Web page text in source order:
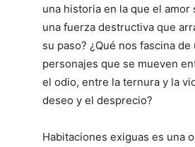
una historia en la que el
una fuerza destructiva que
su paso? ¿Qué nos fascina de
personajes que se mueven
el odio, entre la ternura y la
deseo y el desprecio?
Habitaciones exiguas es una